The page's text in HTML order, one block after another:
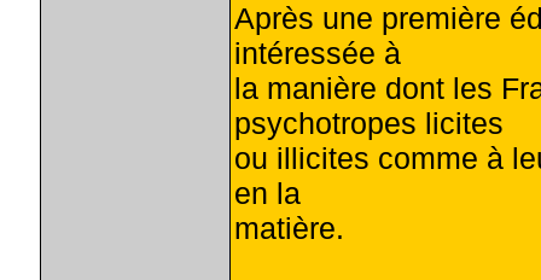
Après une première
intéressée à
la manière dont les
psychotropes licites
ou illicites comme à
en la
matière.